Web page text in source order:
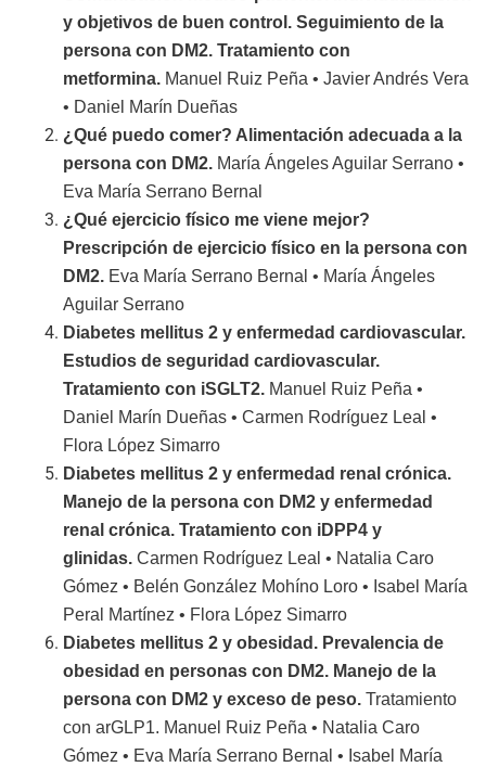
y objetivos de buen control. Seguimiento de la
persona con DM2. Tratamiento con
metformina. Manuel Ruiz Peña • Javier Andrés Vera
• Daniel Marín Dueñas
¿Qué puedo comer? Alimentación adecuada a la
persona con DM2. María Ángeles Aguilar Serrano •
Eva María Serrano Bernal
¿Qué ejercicio físico me viene mejor?
Prescripción de ejercicio físico en la persona con
DM2. Eva María Serrano Bernal • María Ángeles
Aguilar Serrano
Diabetes mellitus 2 y enfermedad cardiovascular.
Estudios de seguridad cardiovascular.
Tratamiento con iSGLT2. Manuel Ruiz Peña •
Daniel Marín Dueñas • Carmen Rodríguez Leal •
Flora López Simarro
Diabetes mellitus 2 y enfermedad renal crónica.
Manejo de la persona con DM2 y enfermedad
renal crónica. Tratamiento con iDPP4 y
glinidas. Carmen Rodríguez Leal • Natalia Caro
Gómez • Belén González Mohíno Loro • Isabel María
Peral Martínez • Flora López Simarro
Diabetes mellitus 2 y obesidad. Prevalencia de
obesidad en personas con DM2. Manejo de la
persona con DM2 y exceso de peso. Tratamiento
con arGLP1. Manuel Ruiz Peña • Natalia Caro
Gómez • Eva María Serrano Bernal • Isabel María